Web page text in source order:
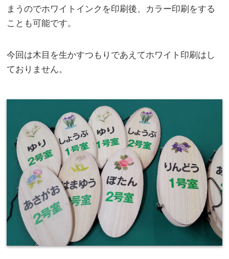
まうのでホワイトインクを印刷後、カラー印刷をする
ことも可能です。
今回は木目を生かすつもりであえてホワイト印刷はし
ておりません。